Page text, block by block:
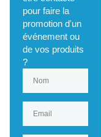
pour faire la
promotion d'un
événement ou
de vos produits
?